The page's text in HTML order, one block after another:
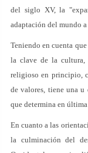
del siglo XV, la
adaptación del mundo
Teniendo en cuenta
la clave de la cultura,
religioso en principio,
de valores, tiene una
que determina en
En cuanto a las
la culminación del